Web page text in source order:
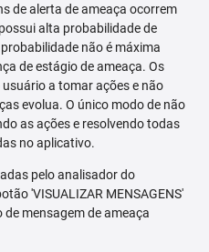
de alerta de ameaça ocorrem
alta probabilidade de
não é máxima
de estágio de ameaça. Os
a tomar ações e não
evolua. O único modo de não
as ações e resolvendo todas
no aplicativo.
pelo analisador do
'VISUALIZAR MENSAGENS'
mensagem de ameaça